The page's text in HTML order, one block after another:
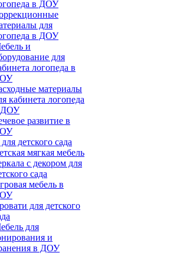
в ДОУ
для
в ДОУ
и
для
логопеда в
материалы
кабинета логопеда
ДОУ
развитие в
детского сада
мягкая мебель
с декором для
сада
мебель в
для детского
для
и
в ДОУ